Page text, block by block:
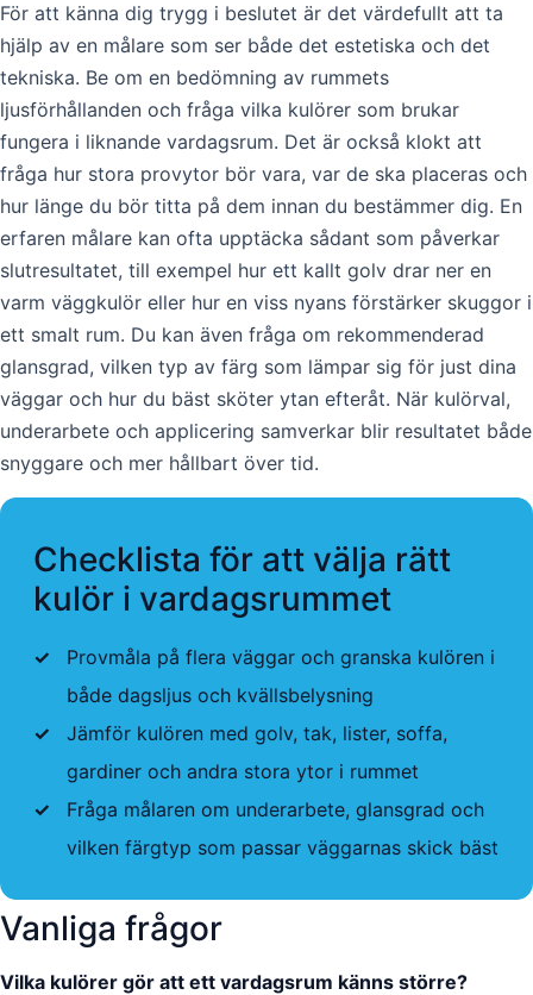
För att känna dig trygg i beslutet är det värdefullt att ta
hjälp av en målare som ser både det estetiska och det
tekniska. Be om en bedömning av rummets
ljusförhållanden och fråga vilka kulörer som brukar
fungera i liknande vardagsrum. Det är också klokt att
fråga hur stora provytor bör vara, var de ska placeras och
hur länge du bör titta på dem innan du bestämmer dig. En
erfaren målare kan ofta upptäcka sådant som påverkar
slutresultatet, till exempel hur ett kallt golv drar ner en
varm väggkulör eller hur en viss nyans förstärker skuggor i
ett smalt rum. Du kan även fråga om rekommenderad
glansgrad, vilken typ av färg som lämpar sig för just dina
väggar och hur du bäst sköter ytan efteråt. När kulörval,
underarbete och applicering samverkar blir resultatet både
snyggare och mer hållbart över tid.
Checklista för att välja rätt
kulör i vardagsrummet
✓
Provmåla på flera väggar och granska kulören i
både dagsljus och kvällsbelysning
✓
Jämför kulören med golv, tak, lister, soffa,
gardiner och andra stora ytor i rummet
✓
Fråga målaren om underarbete, glansgrad och
vilken färgtyp som passar väggarnas skick bäst
Vanliga frågor
Vilka kulörer gör att ett vardagsrum känns större?